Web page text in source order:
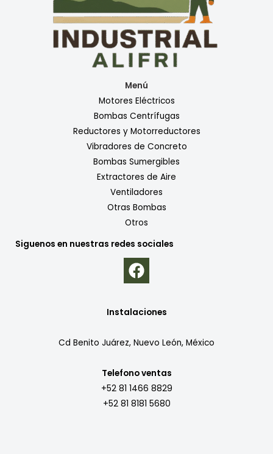
Menú
Motores Eléctricos
Bombas Centrífugas
Reductores y Motorreductores
Vibradores de Concreto
Bombas Sumergibles
Extractores de Aire
Ventiladores
Otras Bombas
Otros
Siguenos en nuestras redes sociales
Instalaciones
Cd Benito Juárez, Nuevo León, México
Telefono ventas
+52 81 1466 8829
+52 81 8181 5680